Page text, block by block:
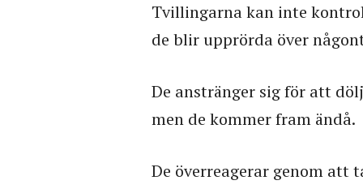
Tvillingarna kan inte
de blir upprörda över
De anstränger sig för att
men de kommer fram ändå.
De överreagerar genom att